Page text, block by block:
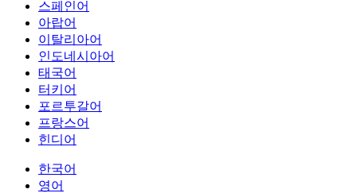
스페인어
아랍어
이탈리아어
인도네시아어
태국어
터키어
포르투갈어
프랑스어
힌디어
한국어
영어